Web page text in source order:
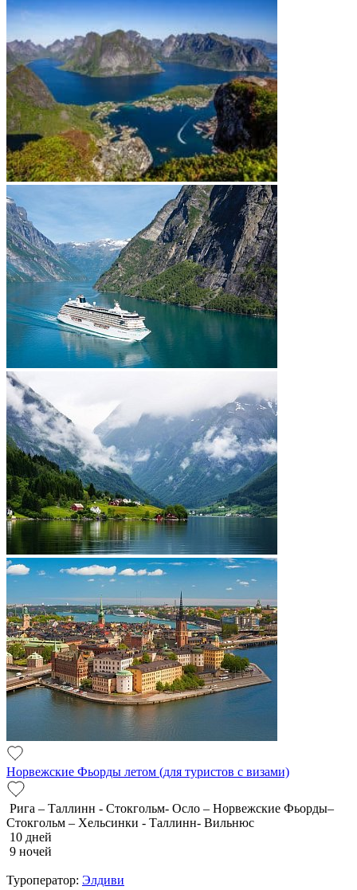
Норвежские Фьорды летом (для туристов с визами)
Рига – Таллинн - Стокгольм- Осло – Норвежские Фьорды–
Стокгольм – Хельсинки - Таллинн- Вильнюс
10 дней
9 ночей
Туроператор: Элдиви